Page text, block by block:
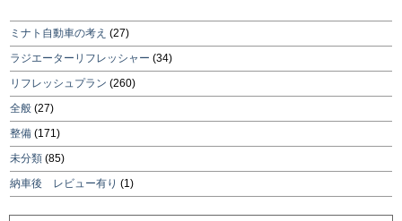
ミナト自動車の考え (27)
ラジエーターリフレッシャー (34)
リフレッシュプラン (260)
全般 (27)
整備 (171)
未分類 (85)
納車後 レビュー有り (1)